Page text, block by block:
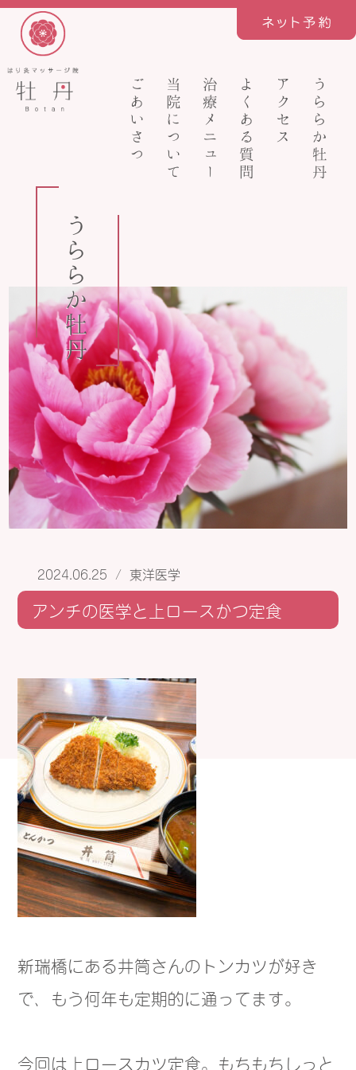
ごあいさつ 当院について 治療メニュー よくある質問 アクセス うららか牡丹
うららか牡丹
2024.06.25 / 東洋医学
アンチの医学と上ロースかつ定食
新瑞橋にある井筒さんのトンカツが好き
で、もう何年も定期的に通ってます。
今回は上ロースカツ定食。もちもちしっと